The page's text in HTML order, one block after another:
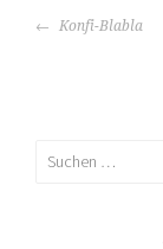
BEITRAGS-
Konfi-Blabla
Suchen